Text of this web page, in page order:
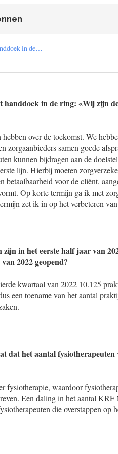
in de…
in de ring: «Wij zijn
over de toekomst. We
samen goede
kunnen bijdragen aan de
lijn. Hierbij moeten
betaalbaarheid voor de cliënt,
Op korte termijn ga ik met
zet ik in op het verbeteren
in het eerste half jaar van
2022 geopend?
kwartaal van 2022 10.125
een toename van het aantal
dat het aantal fysiotherapeuten
fysiotherapie, waardoor
Een daling in het aantal
die overstappen op